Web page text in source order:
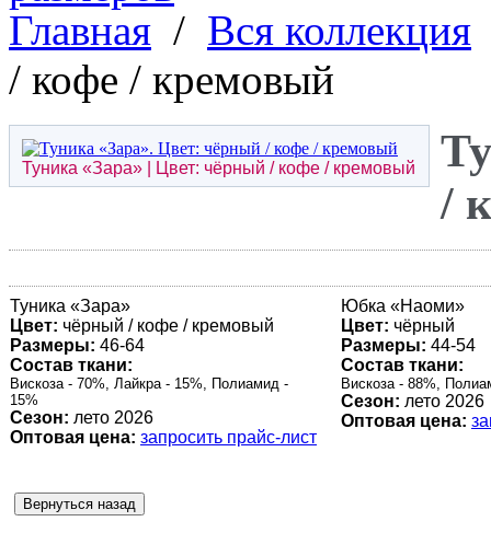
Главная / Вся коллекция
/ кофе / кремовый
Туника «Зара» | Цвет: чёрный / кофе / кремовый
/
Туника «Зара»
Цвет: чёрный / кофе / кремовый
Размеры: 46-64
Состав ткани:
Вискоза - 70%, Лайкра - 15%, Полиамид -
15%
Сезон: лето 2026
Оптовая цена: запросить прайс-лист
Юбка «Наоми»
Цвет: чёрный
Размеры: 44-54
Состав ткани:
Вискоза - 88%,
Сезон: лето 2026
Оптовая цена: